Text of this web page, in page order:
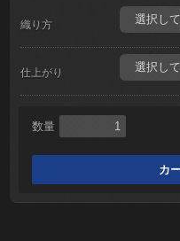
織り方
仕上がり
数量